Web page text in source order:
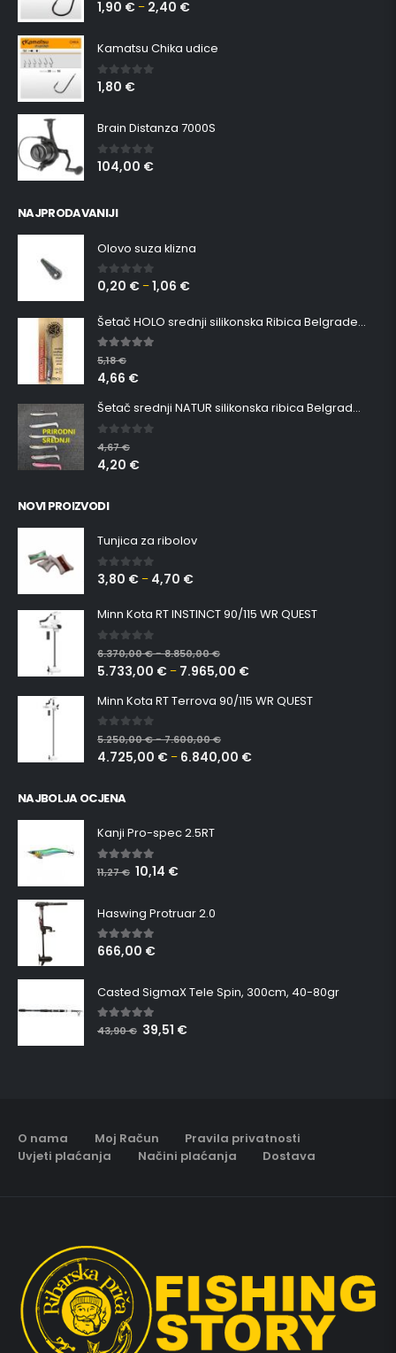
0 out of 5
1,90 € – 2,40 €
Kamatsu Chika udice
0 out of 5
1,80 €
Brain Distanza 7000S
0out of 5
104,00 €
NAJPRODAVANIJI
Olovo suza klizna
0 out of 5
0,20 € –1,06 €
Šetač HOLO srednji silikonska Ribica Belgrade Walker
5.00out of 5
5,18€
4,66 €
Šetač srednji NATUR silikonska ribica Belgrade Walker
0 out of 5
4,67€
4,20 €
NOVI PROIZVODI
Tunjica za ribolov
0 out of 5
3,80 € – 4,70 €
Minn Kota RT INSTINCT 90/115 WR QUEST
0 out of 5
6.370,00€–8.850,00€
5.733,00 € – 7.965,00 €
Minn Kota RT Terrova 90/115 WR QUEST
0 out of 5
5.250,00€–7.600,00€
4.725,00 € – 6.840,00 €
NAJBOLJA OCJENA
Kanji Pro-spec 2.5RT
5.00 out of 5
11,27€ 10,14 €
Haswing Protruar 2.0
5.00 out of 5
666,00 €
Casted SigmaX Tele Spin, 300cm, 40-80gr
5.00out of 5
43,90€ 39,51 €
O nama Moj Račun
Pravila privatnosti
Uvjeti plaćanja
Načini plaćanja Dostava